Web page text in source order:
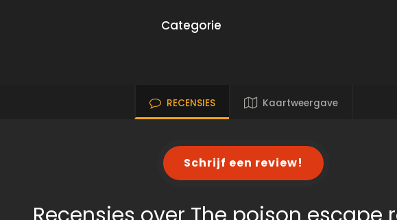
Categorie
RECENSIES Kaartweergave
Schrijf een review!